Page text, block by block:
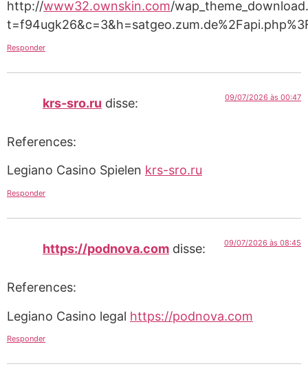
http://www32.ownskin.com/
Responder
krs-sro.ru disse: 09/07/2026 às 00:47
References:
Legiano Casino Spielen krs-sro.ru
Responder
https://podnova.com disse: 09/07/2026 às 08:45
References:
Legiano Casino legal https://podnova.com
Responder